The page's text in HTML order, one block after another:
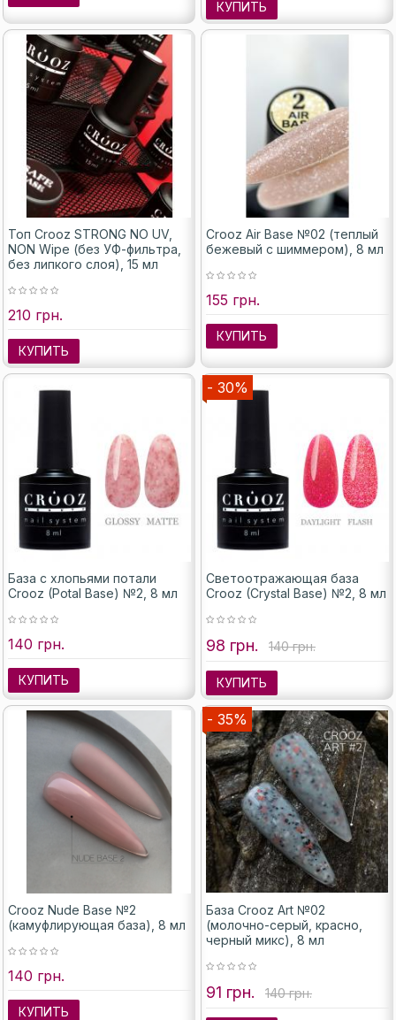
КУПИТЬ
Топ Crooz STRONG NO UV,
NON Wipe (без УФ-фильтра,
без липкого слоя), 15 мл
210 грн.
КУПИТЬ
Crooz Air Base №02 (теплый
бежевый с шиммером), 8 мл
155 грн.
КУПИТЬ
База с хлопьями потали
Crooz (Potal Base) №2, 8 мл
140 грн.
КУПИТЬ
- 30%
Светоотражающая база
Crooz (Crystal Base) №2, 8 мл
98 грн. 140 грн.
КУПИТЬ
Crooz Nude Base №2
(камуфлирующая база), 8 мл
140 грн.
КУПИТЬ
- 35%
База Crooz Art №02
(молочно-серый, красно,
черный микс), 8 мл
91 грн. 140 грн.